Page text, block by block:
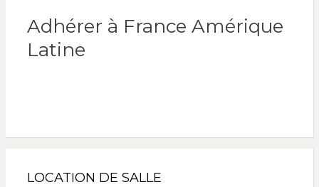
Adhérer à France Amérique
Latine
LOCATION DE SALLE